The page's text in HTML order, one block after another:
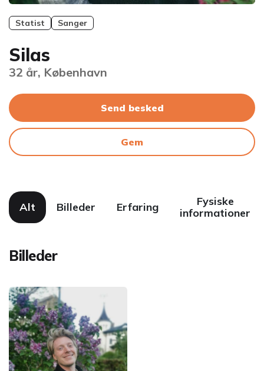
Statist Sanger
Silas
32 år, København
Send besked
Gem
Alt Billeder Erfaring
Fysiske
informationer
Billeder